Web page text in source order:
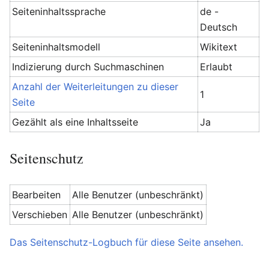
Seiteninhaltssprache
de -
Deutsch
Seiteninhaltsmodell
Wikitext
Indizierung durch Suchmaschinen
Erlaubt
Anzahl der Weiterleitungen zu dieser
Seite
1
Gezählt als eine Inhaltsseite Ja
Seitenschutz
Bearbeiten
Alle Benutzer (unbeschränkt)
Verschieben Alle Benutzer (unbeschränkt)
Das Seitenschutz-Logbuch für diese Seite ansehen.